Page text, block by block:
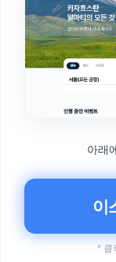
아래
이
* 클